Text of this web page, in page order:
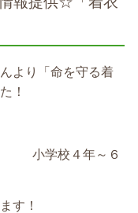
より「命を守る着
！
） 小学校４年～６
す！